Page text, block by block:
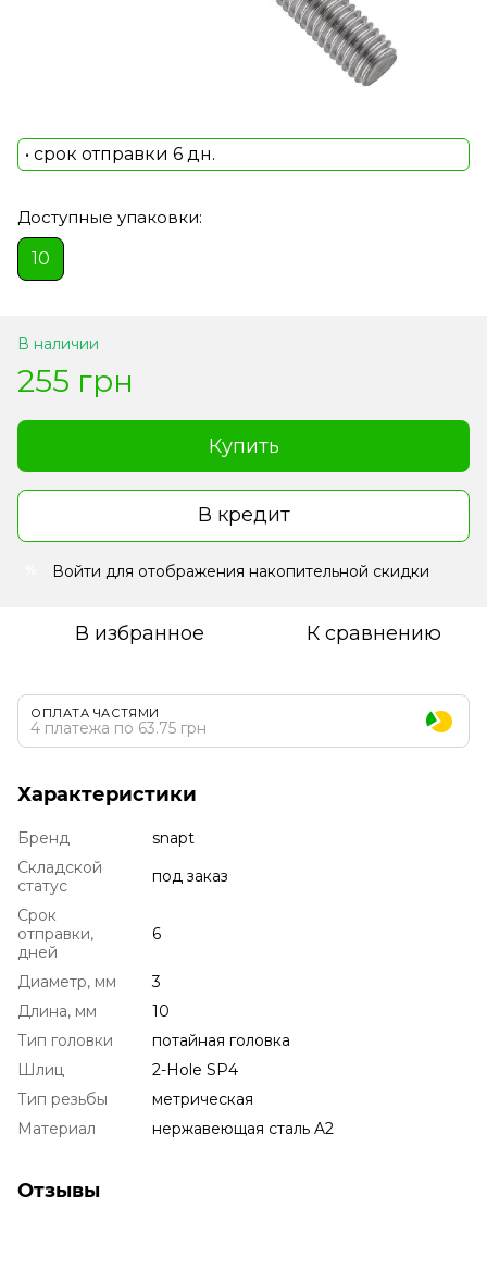
• срок отправки 6 дн.
Доступные упаковки:
10
В наличии
255 грн
Купить
В кредит
Войти для отображения накопительной скидки
В избранное К сравнению
ОПЛАТА ЧАСТЯМИ
4 платежа по 63.75 грн
Характеристики
Бренд
snapt
Складской
статус
под заказ
Срок
отправки,
дней
6
Диаметр, мм
3
Длина, мм
10
Тип головки
потайная головка
Шлиц
2-Hole SP4
Тип резьбы
метрическая
Материал
нержавеющая сталь A2
Отзывы